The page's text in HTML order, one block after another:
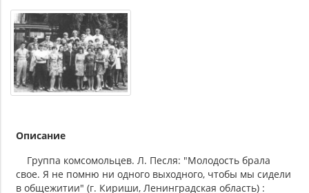
Описание
Группа комсомольцев. Л. Песля: "Молодость брала
свое. Я не помню ни одного выходного, чтобы мы сидели
в общежитии" (г. Кириши, Ленинградская область) :